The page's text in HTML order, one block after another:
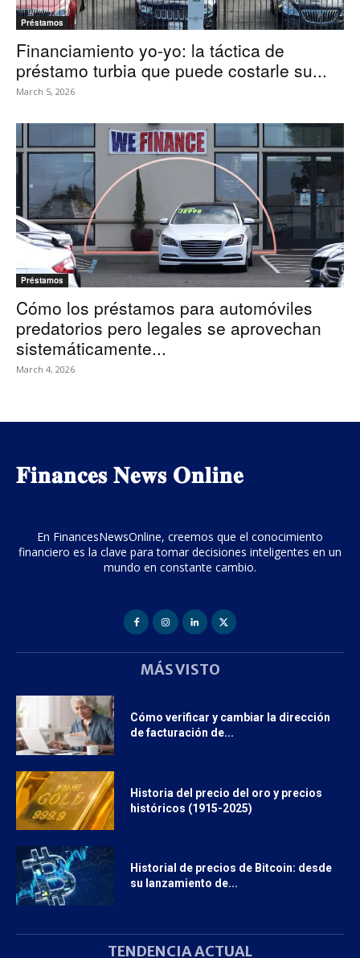
Préstamos
Financiamiento yo-yo: la táctica de
préstamo turbia que puede costarle su...
March 5, 2026
Préstamos
Cómo los préstamos para automóviles
predatorios pero legales se aprovechan
sistemáticamente...
March 4, 2026
𝐅𝐢𝐧𝐚𝐧𝐜𝐞𝐬 𝐍𝐞𝐰𝐬 𝐎𝐧𝐥𝐢𝐧𝐞
En FinancesNewsOnline, creemos que el conocimiento
financiero es la clave para tomar decisiones inteligentes en un
mundo en constante cambio.
MÁS VISTO
Cómo verificar y cambiar la dirección
de facturación de...
Historia del precio del oro y precios
históricos (1915-2025)
Historial de precios de Bitcoin: desde
su lanzamiento de...
TENDENCIA ACTUAL